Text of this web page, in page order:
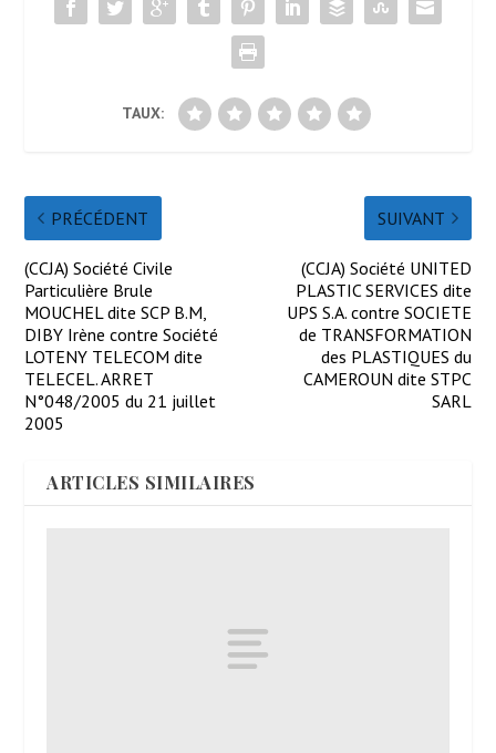
TAUX:
PRÉCÉDENT
(CCJA) Société Civile
Particulière Brule
MOUCHEL dite SCP B.M,
DIBY Irène contre Société
LOTENY TELECOM dite
TELECEL. ARRET
N°048/2005 du 21 juillet
2005
SUIVANT
(CCJA) Société UNITED
PLASTIC SERVICES dite
UPS S.A. contre SOCIETE
de TRANSFORMATION
des PLASTIQUES du
CAMEROUN dite STPC
SARL
ARTICLES SIMILAIRES